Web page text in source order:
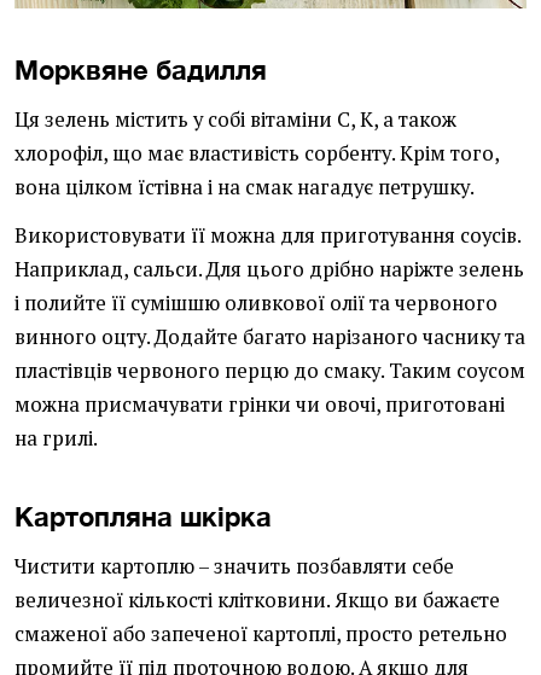
Морквяне бадилля
Ця зелень містить у собі вітаміни С, К, а також
хлорофіл, що має властивість сорбенту. Крім того,
вона цілком їстівна і на смак нагадує петрушку.
Використовувати її можна для приготування соусів.
Наприклад, сальси. Для цього дрібно наріжте зелень
і полийте її сумішшю оливкової олії та червоного
винного оцту. Додайте багато нарізаного часнику та
пластівців червоного перцю до смаку. Таким соусом
можна присмачувати грінки чи овочі, приготовані
на грилі.
Картопляна шкірка
Чистити картоплю – значить позбавляти себе
величезної кількості клітковини. Якщо ви бажаєте
смаженої або запеченої картоплі, просто ретельно
промийте її під проточною водою. А якщо для